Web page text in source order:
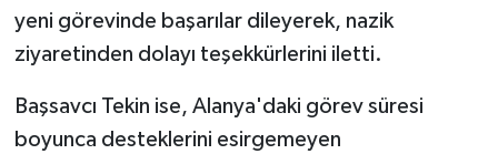
yeni görevinde başarılar dileyerek, nazik
ziyaretinden dolayı teşekkürlerini iletti.
Başsavcı Tekin ise, Alanya'daki görev süresi
boyunca desteklerini esirgemeyen